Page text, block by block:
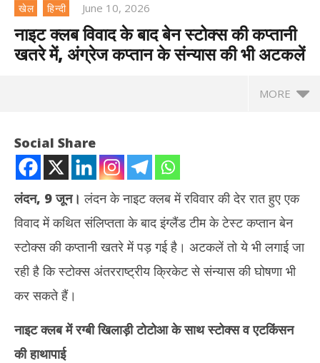
खेल हिन्दी June 10, 2026
नाइट क्लब विवाद के बाद बेन स्टोक्स की कप्तानी
खतरे में, अंग्रेज कप्तान के संन्यास की भी अटकलें
MORE
नाइट क्लब विवाद के बाद बेन स्टोक्स की कप्तानी खतरे में, अंग्रेज कप्तान के संन्यास
की भी अटकलें
Social Share
लंदन, 9 जून।लंदन के नाइट क्लब में रविवार की देर रात हुए एक
विवाद में कथित संलिप्तता के बाद इंग्लैंड टीम के टेस्ट कप्तान बेन
स्टोक्स की कप्तानी खतरे में पड़ गई है। अटकलें तो ये भी लगाई जा
रही है कि स्टोक्स अंतरराष्ट्रीय क्रिकेट से संन्यास की घोषणा भी
कर सकते हैं।
नाइट क्लब में रग्बी खिलाड़ी टोटोआ के साथ स्टोक्स व एटकिंसन
की हाथापाई